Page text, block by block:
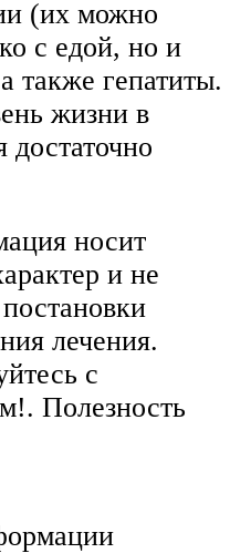
(их можно
с едой, но и
также гепатиты.
жизни в
достаточно
носит
и не
лечения.
с
Полезность